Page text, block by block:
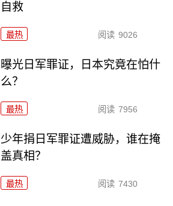
自救
最热 阅读 9026
曝光日军罪证，日本究竟在怕什
么？
最热 阅读 7956
少年捐日军罪证遭威胁，谁在掩
盖真相？
最热 阅读 7430